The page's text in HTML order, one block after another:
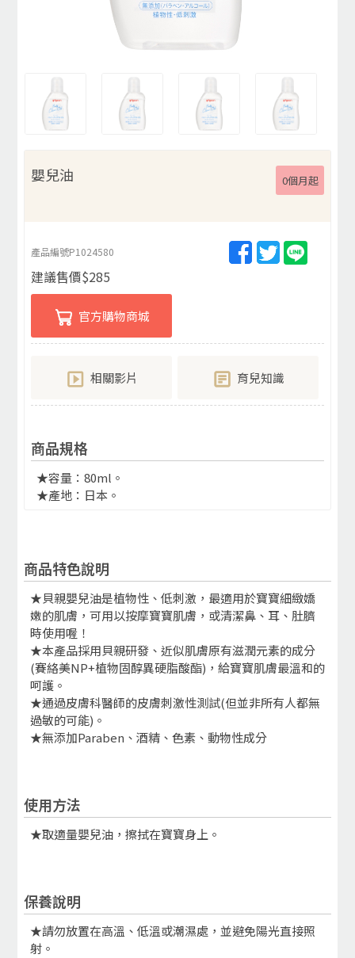
嬰兒油 0個月起
產品編號P1024580
建議售價$285
官方購物商城
相關影片 育兒知識
商品規格
★容量：80ml。
★產地：日本。
商品特色說明
★貝親嬰兒油是植物性、低刺激，最適用於寶寶細緻嬌
嫩的肌膚，可用以按摩寶寶肌膚，或清潔鼻、耳、肚臍
時使用喔！
★本產品採用貝親研發、近似肌膚原有滋潤元素的成分
(賽絡美NP+植物固醇異硬脂酸酯)，給寶寶肌膚最溫和的
呵護。
★通過皮膚科醫師的皮膚刺激性測試(但並非所有人都無
過敏的可能)。
★無添加Paraben、酒精、色素、動物性成分
使用方法
★取適量嬰兒油，擦拭在寶寶身上。
保養說明
★請勿放置在高溫、低溫或潮濕處，並避免陽光直接照
射。